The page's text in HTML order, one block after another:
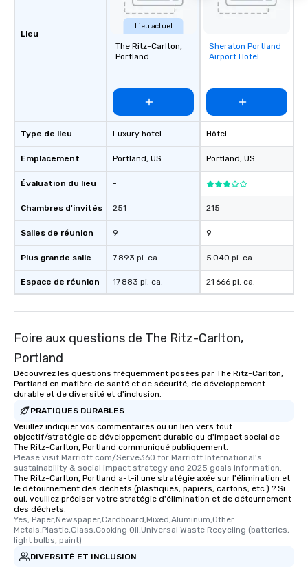
Lieu
Type de lieu
Emplacement
Évaluation du lieu
Chambres d'invités
Salles de réunion
Plus grande salle
Espace de réunion
Lieu actuel
The Ritz-Carlton,
Portland
Luxury hotel
Portland, US
-
251
9
7 893 pi. ca.
17 883 pi. ca.
Removed from
favorites
Sheraton Portland
Airport Hotel
Hôtel
Portland, US
215
9
5 040 pi. ca.
21 666 pi. ca.
Foire aux questions de The Ritz-Carlton,
Portland
Découvrez les questions fréquemment posées par The Ritz-Carlton,
Portland en matière de santé et de sécurité, de développement
durable et de diversité et d'inclusion.
PRATIQUES DURABLES
Veuillez indiquer vos commentaires ou un lien vers tout
objectif/stratégie de développement durable ou d'impact social de
The Ritz-Carlton, Portland communiqué publiquement.
Please visit Marriott.com/Serve360 for Marriott International's
sustainability & social impact strategy and 2025 goals information.
The Ritz-Carlton, Portland a-t-il une stratégie axée sur l'élimination et
le détournement des déchets (plastiques, papiers, cartons, etc.) ? Si
oui, veuillez préciser votre stratégie d'élimination et de détournement
des déchets.
Yes, Paper,Newspaper,Cardboard,Mixed,Aluminum,Other
Metals,Plastic,Glass,Cooking Oil,Universal Waste Recycling (batteries,
light bulbs, paint)
DIVERSITÉ ET INCLUSION